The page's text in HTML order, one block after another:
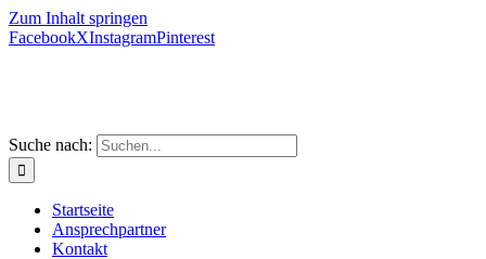
Zum Inhalt springen
FacebookXInstagramPinterest
Suche nach:
Startseite
Ansprechpartner
Kontakt